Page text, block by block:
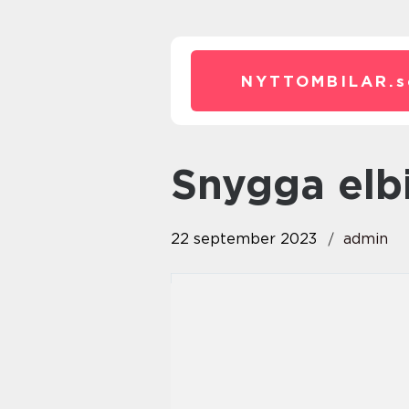
NYTTOMBILAR.
snygga
22 september 2023 admin